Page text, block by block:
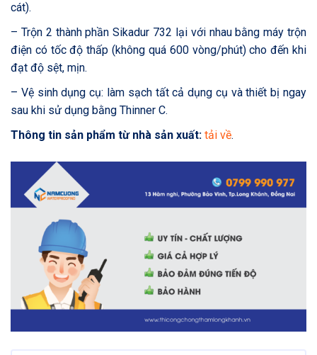
cát).
– Trộn 2 thành phần Sikadur 732 lại với nhau bằng máy trộn
điện có tốc độ thấp (không quá 600 vòng/phút) cho đến khi
đạt độ sệt, mịn.
– Vệ sinh dụng cụ: làm sạch tất cả dụng cụ và thiết bị ngay
sau khi sử dụng bằng Thinner C.
Thông tin sản phẩm từ nhà sản xuất: tải về.